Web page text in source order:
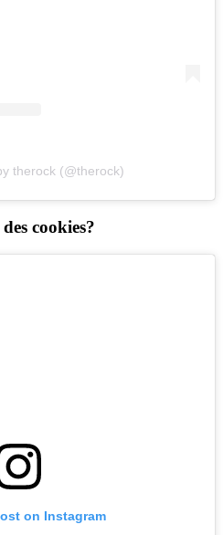
therock (@therock)
cookies?
on Instagram